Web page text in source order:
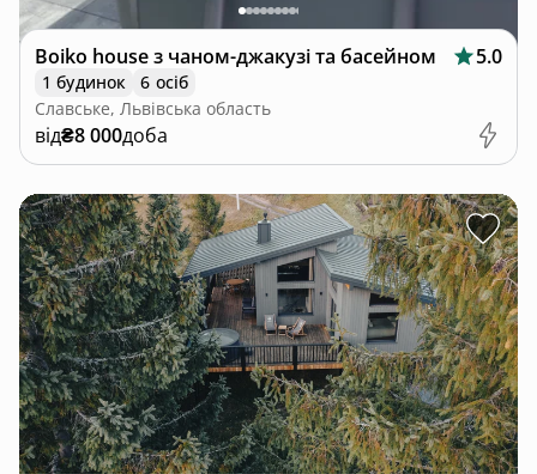
Boiko house з чаном-джакузі та басейном 5.0
1 будинок
6 осіб
Славське, Львівська область
від₴8 000доба